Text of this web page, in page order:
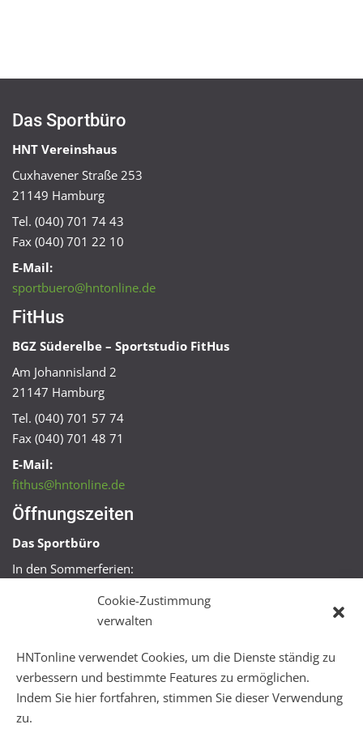
Cookie-Zustimmung
verwalten
HNTonline verwendet Cookies, um die Dienste ständig zu
verbessern und bestimmte Features zu ermöglichen.
Indem Sie hier fortfahren, stimmen Sie dieser Verwendung
zu.
Das Sportbüro
HNT Vereinshaus
Cuxhavener Straße 253
21149 Hamburg
Tel. (040) 701 74 43
Fax (040) 701 22 10
E-Mail:
sportbuero@hntonline.de
FitHus
BGZ Süderelbe – Sportstudio FitHus
Am Johannisland 2
21147 Hamburg
Tel. (040) 701 57 74
Fax (040) 701 48 71
E-Mail:
fithus@hntonline.de
Öffnungszeiten
Das Sportbüro
In den Sommerferien:
Mo + Mi 16:00 – 18:00 Uhr
Mo – Fr 08:00 – 22:00 Uhr
Sa + So 10:00 – 18:00 Uhr